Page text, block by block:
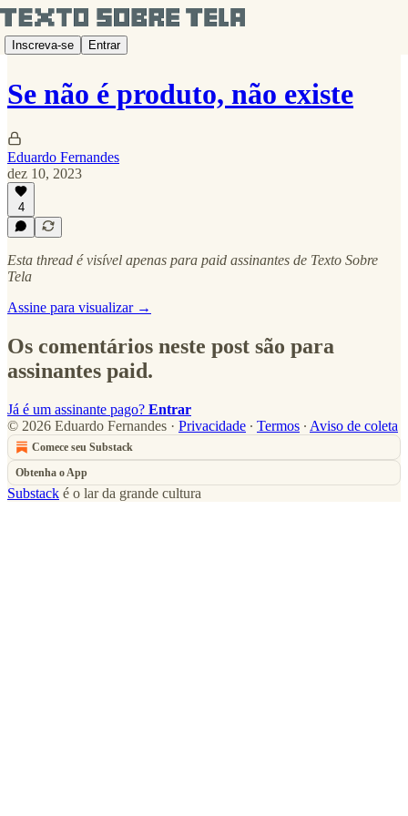
Inscreva-se Entrar
Se não é produto, não existe
Eduardo Fernandes
dez 10, 2023
4
Esta thread é visível apenas para paid assinantes de Texto Sobre
Tela
Assine para visualizar →
Os comentários neste post são para
assinantes paid.
Já é um assinante pago? Entrar
© 2026 Eduardo Fernandes · Privacidade ∙ Termos ∙ Aviso de coleta
Comece seu Substack
Obtenha o App
Substack é o lar da grande cultura